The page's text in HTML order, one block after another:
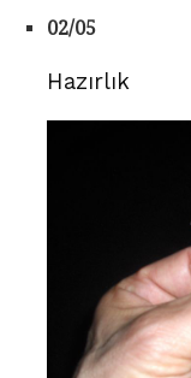
02/05
Hazırlık